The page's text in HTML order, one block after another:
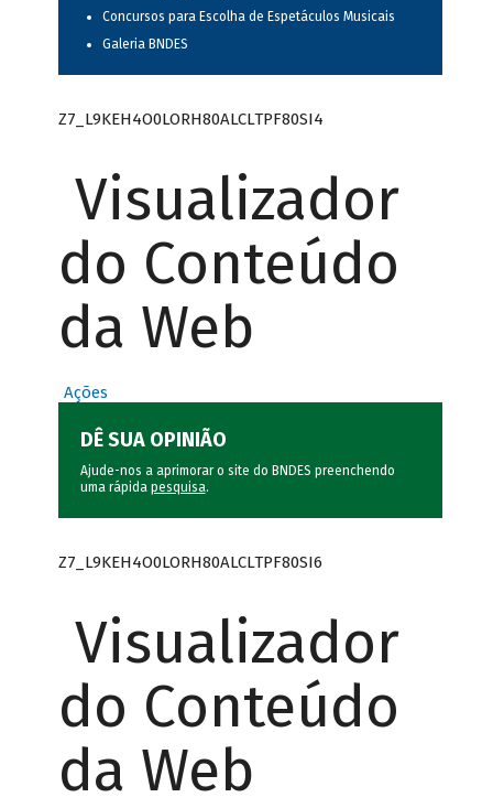
Concursos para Escolha de Espetáculos Musicais
Galeria BNDES
Z7_L9KEH4O0LORH80ALCLTPF80SI4
Visualizador
do Conteúdo
da Web
Ações
DÊ SUA OPINIÃO
Ajude-nos a aprimorar o site do BNDES preenchendo
uma rápida pesquisa.
Z7_L9KEH4O0LORH80ALCLTPF80SI6
Visualizador
do Conteúdo
da Web